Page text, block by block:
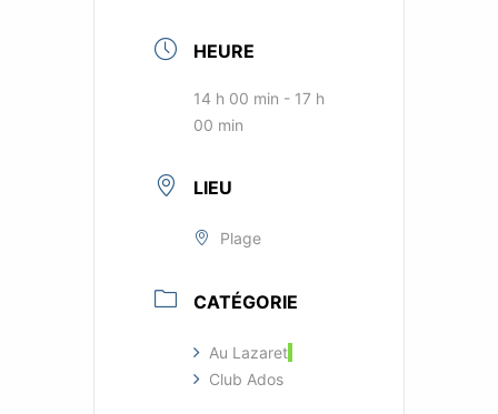
HEURE
14 h 00 min - 17 h
00 min
LIEU
Plage
CATÉGORIE
Au Lazaret
Club Ados